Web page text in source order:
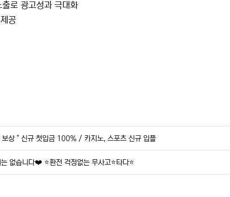
로 광고성과 극대화
공
보상 " 신규 첫입금 100% / 카지노, 스포츠 신규 입플
없습니다❤️ ⭐️환전 걱정없는 무사고⭐️타다⭐️